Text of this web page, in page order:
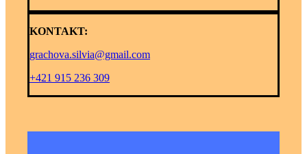
KONTAKT:
grachova.silvia@gmail.com
+421 915 236 309